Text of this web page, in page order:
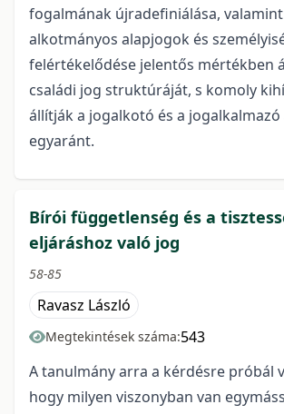
fogalmának újradefiniálása,
alkotmányos alapjogok és
felértékelődése jelentős mértékben
családi jog struktúráját, s komoly
állítják a jogalkotó és a
egyaránt.
Bírói függetlenség és a
eljáráshoz való jog
58-85
Ravasz László
Megtekintések száma:543
A tanulmány arra a kérdésre próbál
hogy milyen viszonyban van